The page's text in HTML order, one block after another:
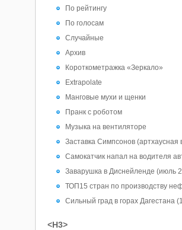
По рейтингу
По голосам
Случайные
Архив
Короткометражка «Зеркало»
Extrapolate
Манговые мухи и щенки
Пранк с роботом
Музыка на вентиляторе
Заставка Симпсонов (артхаусная
Самокатчик напал на водителя
Заварушка в Диснейленде (июль
ТОП15 стран по производству
Сильный град в горах Дагестана
<H3>